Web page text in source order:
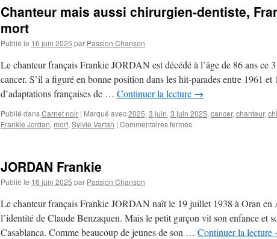
Chanteur mais aussi chirurgien-dentiste,
mort
Publié le 16 juin 2025 par Passion Chanson
Le chanteur français Frankie JORDAN est décédé à l’âge de 86 ans ce
cancer. S’il a figuré en bonne position dans les hit-parades entre 1961
d’adaptations françaises de … Continuer la lecture →
Publié dansCarnet noir | Marqué avec2025, 3 juin, 3 juin 2025, cancer, chanteur,
Frankie Jordan, mort, Sylvie Vartan | Commentaires ferméssur
JORDAN
est
mort
JORDAN Frankie
Publié le 16 juin 2025 par Passion Chanson
Le chanteur français Frankie JORDAN naît le 19 juillet 1938 à Oran en
l’identité de Claude Benzaquen. Mais le petit garçon vit son enfance et
Casablanca. Comme beaucoup de jeunes de son … Continuer la lecture